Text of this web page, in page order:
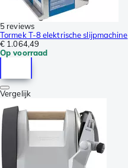
5 reviews
Tormek T-8 elektrische slijpmachine
€ 1.064,49
Op voorraad
Vergelijk